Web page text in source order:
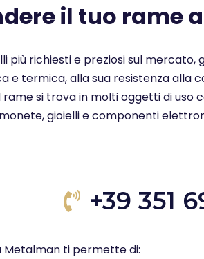
il tuo rame
più richiesti e preziosi sul mercato,
e termica, alla sua resistenza alla
si trova in molti oggetti di uso
gioielli e componenti
+39 351
Metalman ti permette di: